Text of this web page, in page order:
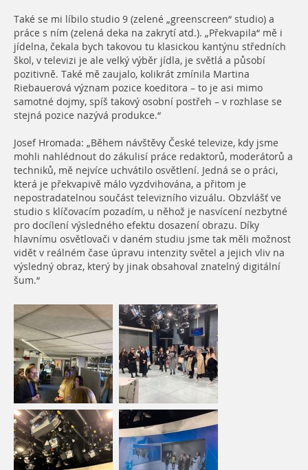
Také se mi líbilo studio 9 (zelené „greenscreen“ studio) a
práce s ním (zelená deka na zakrytí atd.). „Překvapila“ mě i
jídelna, čekala bych takovou tu klasickou kantýnu středních
škol, v televizi je ale velký výběr jídla, je světlá a působí
pozitivně. Také mě zaujalo, kolikrát zmínila Martina
Riebauerová význam pozice koeditora – to je asi mimo
samotné dojmy, spíš takový osobní postřeh – v rozhlase se
stejná pozice nazývá produkce.“
Josef Hromada: „Během návštěvy České televize, kdy jsme
mohli nahlédnout do zákulisí práce redaktorů, moderátorů a
techniků, mě nejvíce uchvátilo osvětlení. Jedná se o práci,
která je překvapivě málo vyzdvihována, a přitom je
nepostradatelnou součást televizního vizuálu. Obzvlášť ve
studio s klíčovacím pozadím, u něhož je nasvícení nezbytné
pro docílení výsledného efektu dosazení obrazu. Díky
hlavnímu osvětlovači v daném studiu jsme tak měli možnost
vidět v reálném čase úpravu intenzity světel a jejich vliv na
výsledný obraz, který by jinak obsahoval znatelný digitální
šum.“